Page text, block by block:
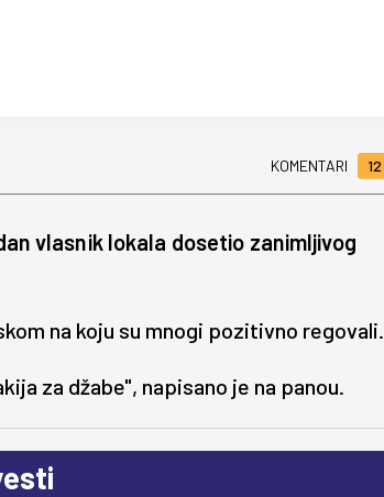
KOMENTARI 12
vlasnik lokala dosetio zanimljivog
na koju su mnogi pozitivno regovali.
za džabe", napisano je na panou.